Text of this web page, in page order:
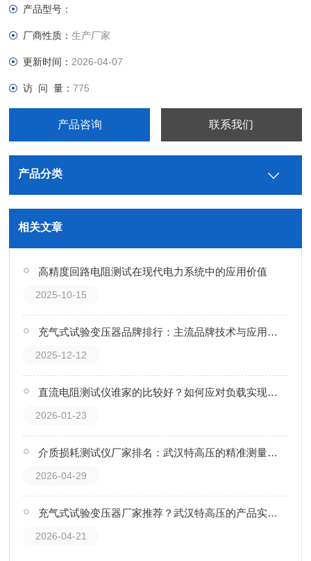
产品型号：
厂商性质：生产厂家
更新时间： 2026-04-07
访 问 量：775
产品咨询 联系我们
产品分类
相关文章
高精度回路电阻测试在现代电力系统中的应用价值
2025-10-15
充气式试验变压器品牌排行：主流品牌技术与应用实践观察
2025-12-12
直流电阻测试仪谁家的比较好？如何应对负载实现电阻读数的收敛与稳定
2026-01-23
介质损耗测试仪厂家排名：武汉特高压的精准测量与抗干扰实践
2026-04-29
充气式试验变压器厂家推荐？武汉特高压的产品实践与市场口碑观察
2026-04-21